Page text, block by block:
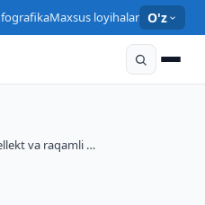
Maxsus loyihalar O'z
va raqamli …